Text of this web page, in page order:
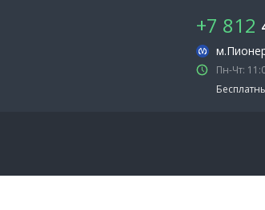
+7 812
Пн-Чт: